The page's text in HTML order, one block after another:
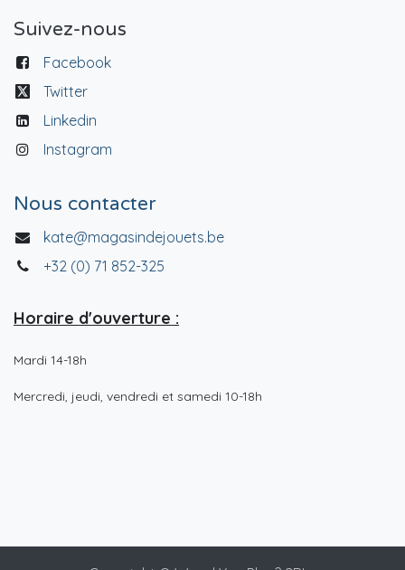
Suivez-nous
Facebook
Twitter
Linkedin
Instagram
Nous contacter
kate@magasindejouets.be
+32 (0) 71 852-325
Horaire d'ouverture :
Mardi 14-18h
Mercredi, jeudi, vendredi et samedi 10-18h